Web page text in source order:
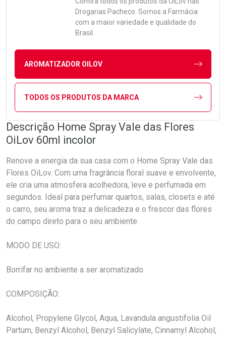
Drogarias Pacheco. Somos a Farmácia
com a maior variedade e qualidade do
Brasil.
AROMATIZADOR OILOV
TODOS OS PRODUTOS DA MARCA
Descrição Home Spray Vale das Flores
OiLov 60ml incolor
Renove a energia da sua casa com o Home Spray Vale das
Flores OiLov. Com uma fragrância floral suave e envolvente,
ele cria uma atmosfera acolhedora, leve e perfumada em
segundos. Ideal para perfumar quartos, salas, closets e até
o carro, seu aroma traz a delicadeza e o frescor das flores
do campo direto para o seu ambiente.
MODO DE USO:
Borrifar no ambiente a ser aromatizado.
COMPOSIÇÃO:
Alcohol, Propylene Glycol, Aqua, Lavandula angustifolia Oil
Partum, Benzyl Alcohol, Benzyl Salicylate, Cinnamyl Alcohol,